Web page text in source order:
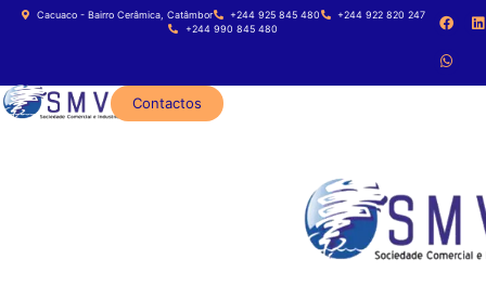
Cacuaco - Bairro Cerâmica, Catâmbor +244 925 845 480
+244 922 820 247
+244 990 845 480
Contactos